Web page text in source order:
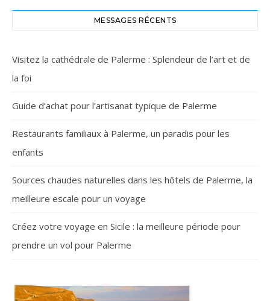
MESSAGES RÉCENTS
Visitez la cathédrale de Palerme : Splendeur de l’art et de
la foi
Guide d’achat pour l’artisanat typique de Palerme
Restaurants familiaux à Palerme, un paradis pour les
enfants
Sources chaudes naturelles dans les hôtels de Palerme, la
meilleure escale pour un voyage
Créez votre voyage en Sicile : la meilleure période pour
prendre un vol pour Palerme